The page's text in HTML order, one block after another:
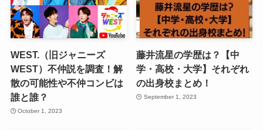
WEST.（旧ジャニーズ
WEST）不仲説を調査！解
散の可能性や不仲コンビは
誰と誰？
October 1, 2023
藤井流星の学歴は？【中
学・高校・大学】それぞれ
の出身校まとめ！
September 1, 2023